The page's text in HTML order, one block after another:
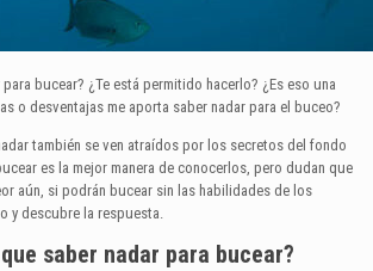
bucear? ¿Te está permitido hacerlo? ¿Es eso una
o desventajas me aporta saber nadar para el buceo?
también se ven atraídos por los secretos del fondo
es la mejor manera de conocerlos, pero dudan que
aún, si podrán bucear sin las habilidades de los
y descubre la respuesta.
saber nadar para bucear?